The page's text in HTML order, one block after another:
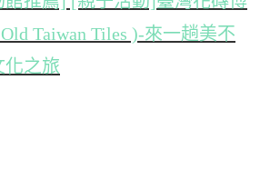
Taiwan Tiles )-來一趟美不
化之旅